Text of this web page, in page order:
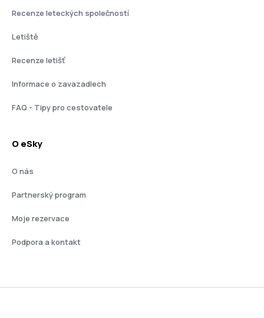
Recenze leteckých společností
Letiště
Recenze letišť
Informace o zavazadlech
FAQ - Tipy pro cestovatele
O eSky
O nás
Partnerský program
Moje rezervace
Podpora a kontakt